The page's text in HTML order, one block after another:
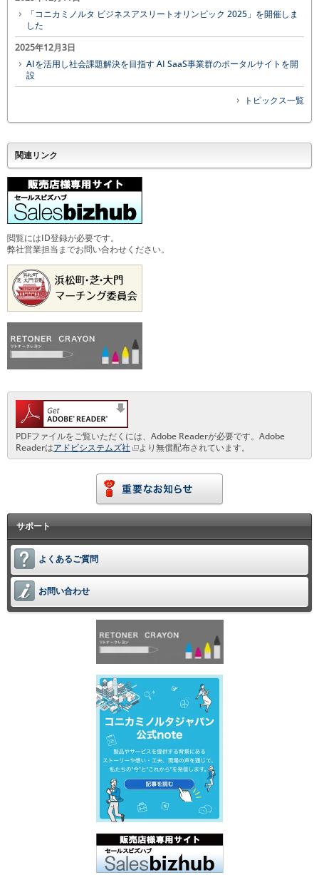
「コニカミノルタ ビジネスアスリートオリンピック 2025」を開催しま
した
2025年12月3日
AIを活用し社会課題解決を目指す AI SaaS事業群のポータルサイトを開
設
トピックス一覧
関連リンク
閲覧にはID登録が必要です。
弊社営業担当までお問い合わせください。
PDFファイルをご覧いただくには、Adobe Readerが必要です。Adobe
Readerはアドビシステムズ社 より無償配布されています。
サポート
よくあるご質問
お問い合わせ